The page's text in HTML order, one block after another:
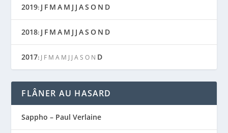
2019: J F M A M J J AS O N D
2018: J F M A M J J AS O N D
2017: J F M A M J J A S O N D
FLÂNER AU HASARD
Sappho – Paul Verlaine